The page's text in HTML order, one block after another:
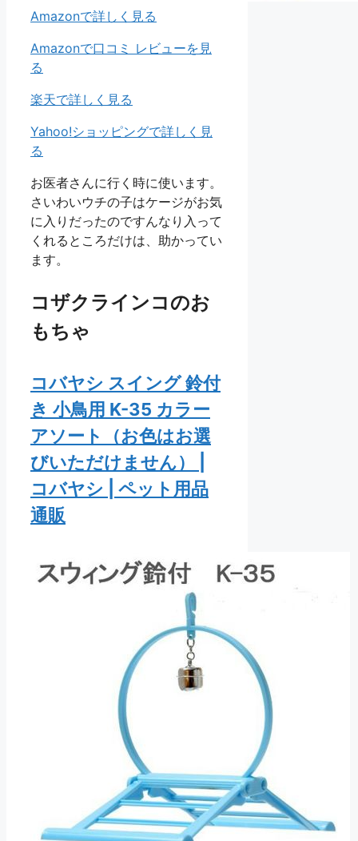
Amazonで詳しく見る
Amazonで口コミ レビューを見
る
楽天で詳しく見る
Yahoo!ショッピングで詳しく見
る
お医者さんに行く時に使います。
さいわいウチの子はケージがお気
に入りだったのですんなり入って
くれるところだけは、助かってい
ます。
コザクラインコのお
もちゃ
コバヤシ スイング 鈴付
き 小鳥用 K-35 カラー
アソート（お色はお選
びいただけません） |
コバヤシ | ペット用品
通販